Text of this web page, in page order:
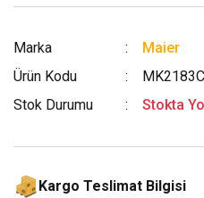
Marka
Maier
Ürün Kodu
Stok Durumu
Stokta
Kargo Teslimat Bilgisi